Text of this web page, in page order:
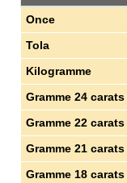
Once
Tola
Kilogramme
Gramme 24 carats
Gramme 22 carats
Gramme 21 carats
Gramme 18 carats